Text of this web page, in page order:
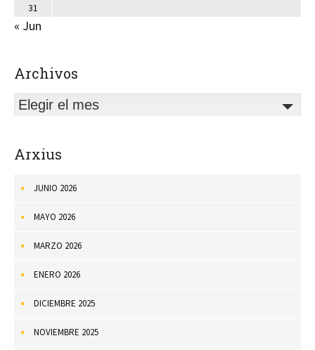
31
« Jun
Archivos
Elegir el mes
Arxius
JUNIO 2026
MAYO 2026
MARZO 2026
ENERO 2026
DICIEMBRE 2025
NOVIEMBRE 2025